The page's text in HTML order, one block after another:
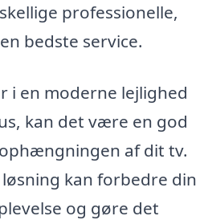
professionelle,
bedste service.
i en moderne lejlighed
kan det være en god
af dit tv.
kan forbedre din
og gøre det